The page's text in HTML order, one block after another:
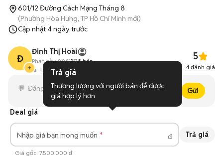
601/12 Đường Cách Mạng Tháng 8
(Phường Hòa Hưng, TP Hồ Chí Minh mới)
Cập nhật4 ngày trước
Đ
Đinh Thị Hoài
Hoạt động 3 ngày trước
Phản hồi: 88%1Đã bán 5
4 đánh giá
Gửi
Deal giá
Nhập giá bạn mong muốn đ Trả giá
Giá gốc: 7.500.000 đ
Trả giá
Thương lượng với người bán để được
giá hợp lý hơn